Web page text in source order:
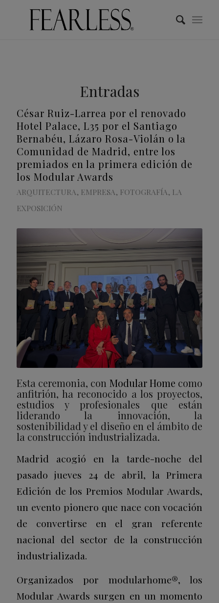
Entradas
César Ruiz-Larrea por el renovado
Hotel Palace, L35 por el Santiago
Bernabéu, Lázaro Rosa-Violán o la
Comunidad de Madrid, entre los
premiados en la primera edición de
los Modular Awards
ARQUITECTURA, EMPRESA, FOTOGRAFÍA, LA
EXPOSICIÓN
Esta ceremonia, con Modular Home como
anfitrión, ha reconocido a los proyectos,
estudios y profesionales que están
liderando la innovación, la
sostenibilidad y el diseño en el ámbito de
la construcción industrializada.
Madrid acogió en la tarde-noche del
pasado jueves 24 de abril, la Primera
Edición de los Premios Modular Awards,
un evento pionero que nace con vocación
de convertirse en el gran referente
nacional del sector de la construcción
industrializada.
Organizados por modularhome®, los
Modular Awards surgen en un momento